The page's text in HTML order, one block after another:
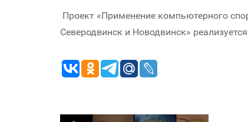
Проект «Применение компьютерного
Северодвинск и Новодвинск»